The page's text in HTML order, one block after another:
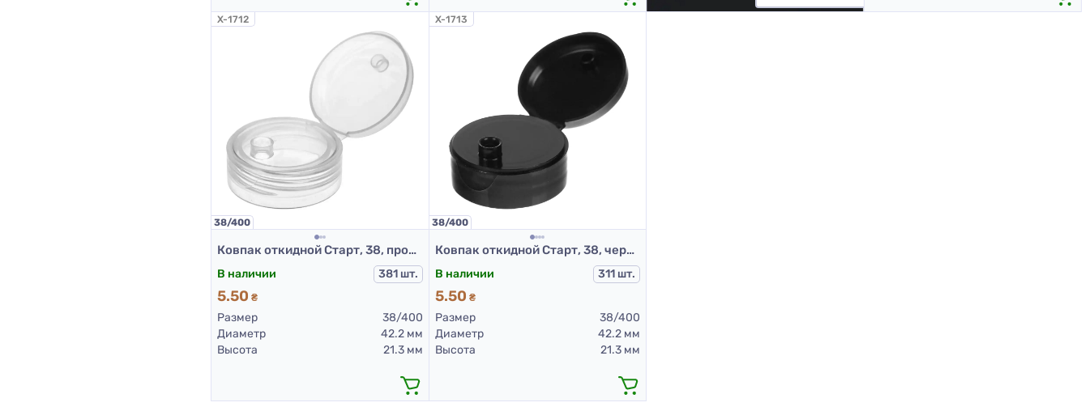
X-1712
38/400
Ковпак откидной Старт, 38, прозрачный
В наличии 381 шт.
5.50 ₴
Размер
38/400
Диаметр
42.2 мм
Высота
21.3 мм
X-1713
38/400
Ковпак откидной Старт, 38, черный
В наличии 311 шт.
5.50 ₴
Размер
38/400
Диаметр
42.2 мм
Высота
21.3 мм